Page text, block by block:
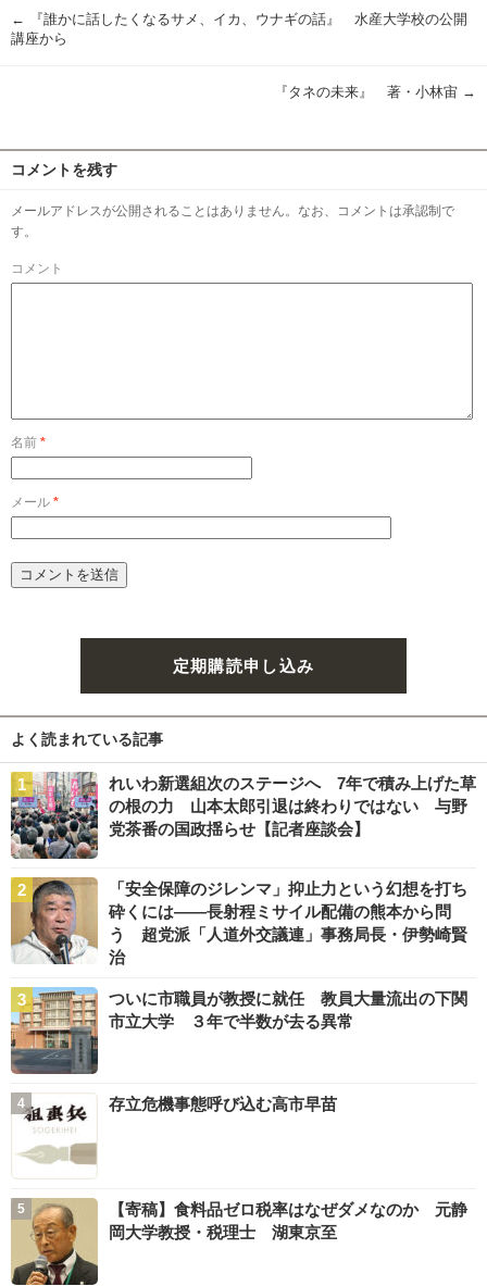
←
『誰かに話したくなるサメ、イカ、ウナギの話』 水産大学校の公開
講座から
『タネの未来』 著・小林宙 →
コメントを残す
メールアドレスが公開されることはありません。なお、コメントは承認制で
す。
コメント
名前 *
メール *
定期購読申し込み
よく読まれている記事
れいわ新選組次のステージへ 7年で積み上げた草
の根の力 山本太郎引退は終わりではない 与野
党茶番の国政揺らせ【記者座談会】
「安全保障のジレンマ」抑止力という幻想を打ち
砕くには――長射程ミサイル配備の熊本から問
う 超党派「人道外交議連」事務局長・伊勢崎賢
治
ついに市職員が教授に就任 教員大量流出の下関
市立大学 ３年で半数が去る異常
存立危機事態呼び込む高市早苗
【寄稿】食料品ゼロ税率はなぜダメなのか 元静
岡大学教授・税理士 湖東京至